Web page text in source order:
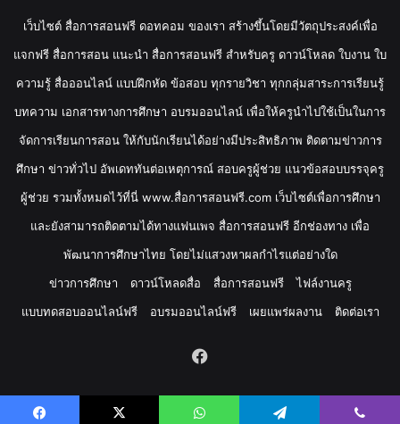
เว็บไซต์ สื่อการสอนฟรี ดอทคอม ของเรา สร้างขึ้นโดยมีวัตถุประสงค์เพื่อ
แจกฟรี สื่อการสอน แนะนำ สื่อการสอนฟรี สำหรับครู ดาวน์โหลด ใบงาน ใบ
ความรู้ สื่อออนไลน์ แบบฝึกหัด ข้อสอบ ทุกรายวิชา ทุกกลุ่มสาระการเรียนรู้
บทความ เอกสารทางการศึกษา อบรมออนไลน์ เพื่อให้ครูนำไปใช้เป็นในการ
จัดการเรียนการสอน ให้กับนักเรียนได้อย่างมีประสิทธิภาพ ติดตามข่าวการ
ศึกษา ข่าวทั่วไป อัพเดททันต่อเหตุการณ์ สอบครูผู้ช่วย แนวข้อสอบบรรจุครู
ผู้ช่วย รวมทั้งหมดไว้ที่นี่ www.สื่อการสอนฟรี.com เว็บไซต์เพื่อการศึกษา
และยังสามารถติดตามได้ทางแฟนเพจ สื่อการสอนฟรี อีกช่องทาง เพื่อ
พัฒนาการศึกษาไทย โดยไม่แสวงหาผลกำไรแต่อย่างใด
ข่าวการศึกษา
ดาวน์โหลดสื่อ สื่อการสอนฟรี
ไฟล์งานครู
แบบทดสอบออนไลน์ฟรี
อบรมออนไลน์ฟรี เผยแพร่ผลงาน ติดต่อเรา
Facebook